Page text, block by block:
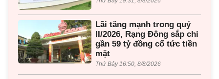
Lãi tăng mạnh trong quý
II/2026, Rạng Đông sắp chi
gần 59 tỷ đồng cổ tức tiền
mặt
Thứ Bảy 16:50, 8/8/2026